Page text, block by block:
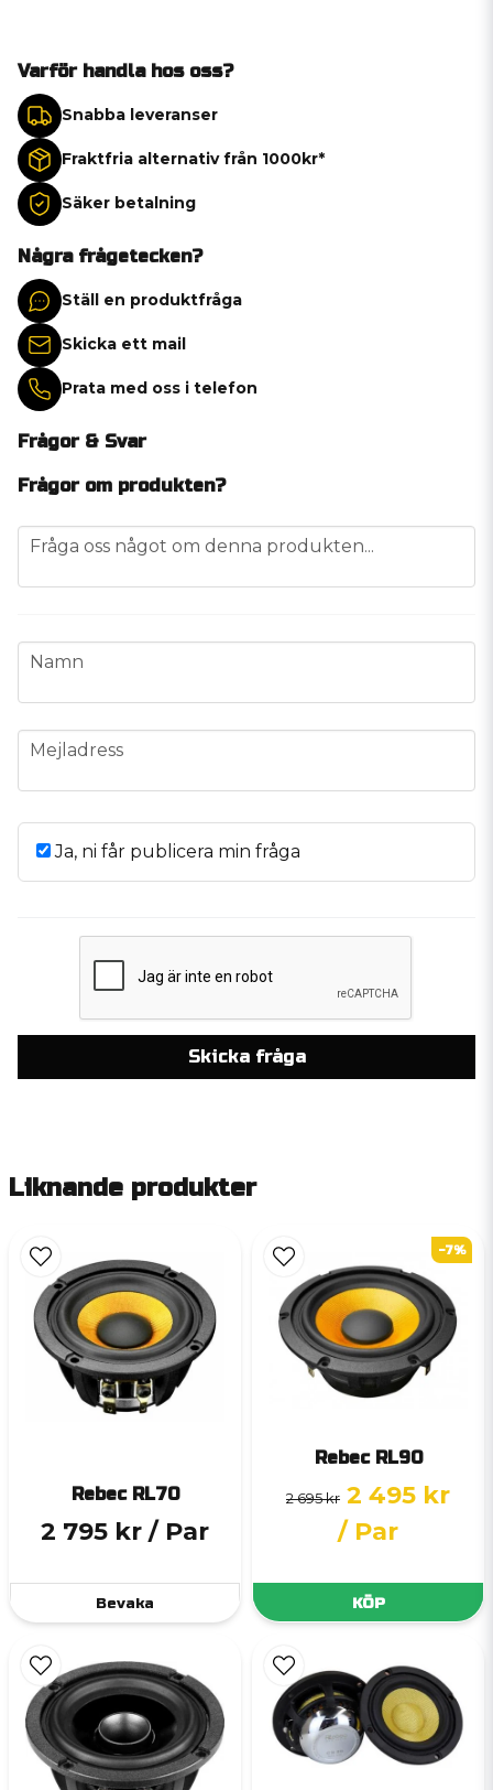
Varför handla hos oss?
Snabba leveranser
Fraktfria alternativ från 1000kr*
Säker betalning
Några frågetecken?
Ställ en produktfråga
Skicka ett mail
Prata med oss i telefon
Frågor & Svar
Frågor om produkten?
question
Fråga oss något om denna produkten...
name
Namn
email
Mejladress
Ja, ni får publicera min fråga
Skicka fråga
Liknande produkter
Rebec RL70
2 795 kr / Par
Bevaka
Rebec RL90
2 695 kr 2 495 kr
/ Par
KÖP
-7%